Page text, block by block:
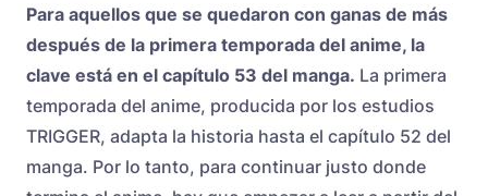
Para aquellos que se quedaron con ganas de más
después de la primera temporada del anime, la
clave está en el capítulo 53 del manga. La primera
temporada del anime, producida por los estudios
TRIGGER, adapta la historia hasta el capítulo 52 del
manga. Por lo tanto, para continuar justo donde